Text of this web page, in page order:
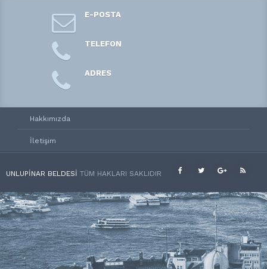
E-POSTA
TELEFON
ADRES
Hakkımızda
İletişim
UNLUPINAR BELDESI TÜM HAKLARI SAKLIDIR